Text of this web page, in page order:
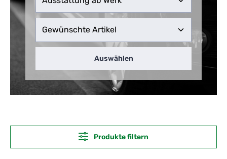
Auswählen
Produkte filtern